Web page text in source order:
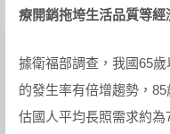
療開銷拖垮生活品質等經
據衛福部調查，我國65
的發生率有倍增趨勢，
估國人平均長照需求約